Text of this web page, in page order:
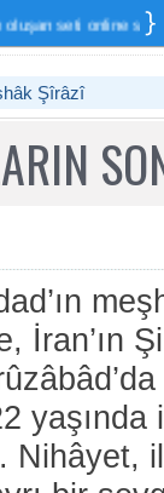
seti online sipariş
Şîrâzî
İran’ın
yaşında
Nihâyet,